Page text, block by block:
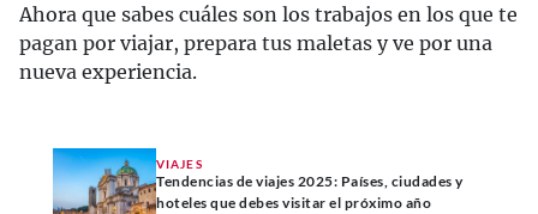
Ahora que sabes cuáles son los trabajos en los que te
pagan por viajar, prepara tus maletas y ve por una
nueva experiencia.
VIAJES
Tendencias de viajes 2025: Países, ciudades y
hoteles que debes visitar el próximo año